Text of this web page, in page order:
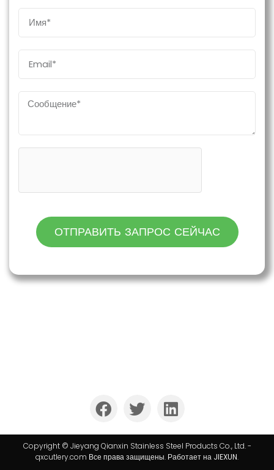
ОТПРАВИТЬ ЗАПРОС СЕЙЧАС
Copyright © Jieyang Qianxin Stainless Steel Products Co., Ltd. -
qxcutlery.com Все права защищены. Работает на JIEXUN.